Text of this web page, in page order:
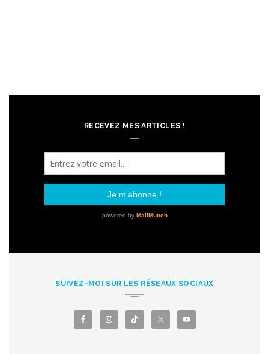
RECEVEZ MES ARTICLES !
SUIVEZ-MOI SUR LES RÉSEAUX SOCIAUX